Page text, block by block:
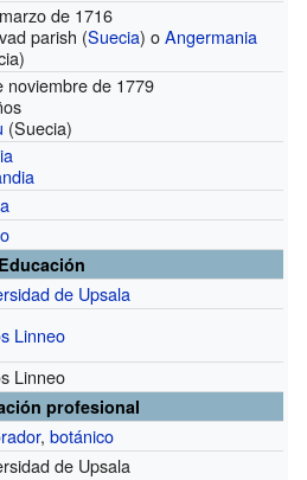
de 1716
parish (Suecia) oAngermania
noviembre de 1779
(Suecia)
Educación
de Upsala
Linneo
Linneo
profesional
,botánico
de Upsala